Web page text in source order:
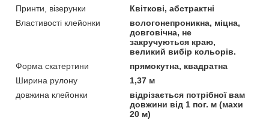
Принти, візерунки
Квіткові, абстрактні
Властивості клейонки
вологонепроникна, міцна,
довговічна, не
закручуються краю,
великий вибір кольорів.
Форма скатертини
прямокутна, квадратна
Ширина рулону
1,37 м
довжина клейонки
відрізається потрібної вам
довжини від 1 пог. м (махи
20 м)